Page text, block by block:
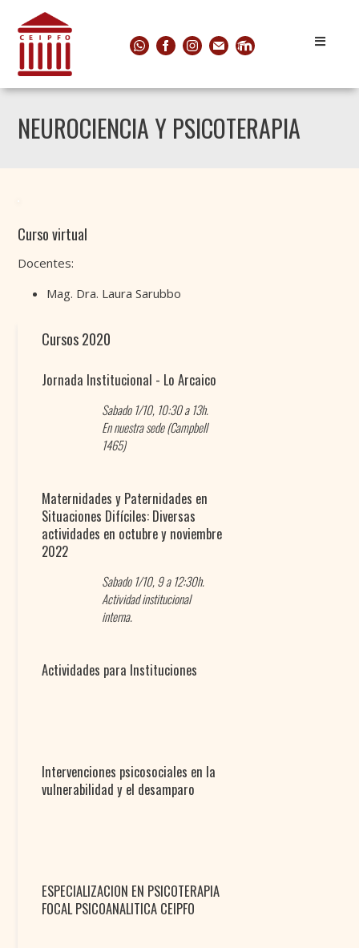
NEUROCIENCIA Y PSICOTERAPIA
Curso virtual
Docentes:
Mag. Dra. Laura Sarubbo
Cursos 2020
Jornada Institucional - Lo Arcaico
Sabado 1/10, 10:30 a 13h.
En nuestra sede (Campbell
1465)
Maternidades y Paternidades en
Situaciones Difíciles: Diversas
actividades en octubre y noviembre
2022
Sabado 1/10, 9 a 12:30h.
Actividad institucional
interna.
Actividades para Instituciones
Intervenciones psicosociales en la
vulnerabilidad y el desamparo
ESPECIALIZACION EN PSICOTERAPIA
FOCAL PSICOANALITICA CEIPFO